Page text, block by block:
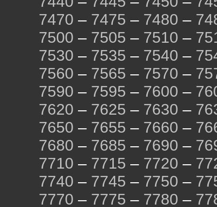
7470 – 7475 – 7480 –
7500 – 7505 – 7510 –
7530 – 7535 – 7540 –
7560 – 7565 – 7570 –
7590 – 7595 – 7600 –
7620 – 7625 – 7630 –
7650 – 7655 – 7660 –
7680 – 7685 – 7690 –
7710 – 7715 – 7720 –
7740 – 7745 – 7750 –
7770 – 7775 – 7780 –